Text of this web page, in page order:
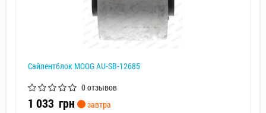
Сайлентблок MOOG AU-SB-12685
0 отзывов
1 033 грн
завтра